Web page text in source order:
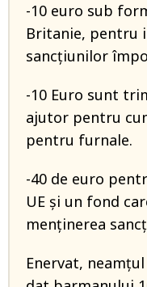
-10 euro sub
Britanie, pentru
sancțiunilor
-10 Euro sunt
ajutor pentru
pentru furnale.
-40 de euro
UE și un fond
menținerea
Enervat,